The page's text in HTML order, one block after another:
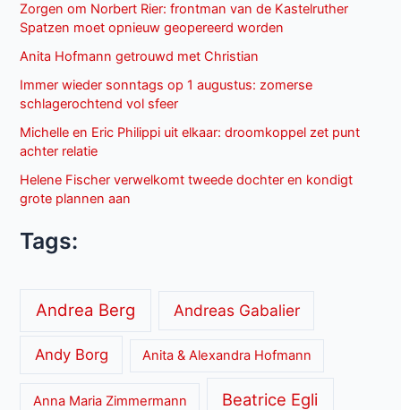
Zorgen om Norbert Rier: frontman van de Kastelruther
Spatzen moet opnieuw geopereerd worden
Anita Hofmann getrouwd met Christian
Immer wieder sonntags op 1 augustus: zomerse
schlagerochtend vol sfeer
Michelle en Eric Philippi uit elkaar: droomkoppel zet punt
achter relatie
Helene Fischer verwelkomt tweede dochter en kondigt
grote plannen aan
Tags:
Andrea Berg Andreas Gabalier
Andy Borg Anita & Alexandra Hofmann
Anna Maria Zimmermann Beatrice Egli